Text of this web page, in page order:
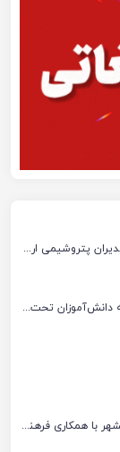
غبارروبی مزار شهدا در ماهشهر با حضور مدیران پتروشیمی اروند و مسئولان شهری
پتروشیمی اروند ۹۸۵ بسته نوشت‌افزار به دانش‌آموزان تحت پوشش کمیته امداد بندرماهشهر اهدا کرد
سمینارهای فرهنگی و آموزشی در بندرماهشهر با همکاری فرهنگ‌سرای پتروشیمی مارون